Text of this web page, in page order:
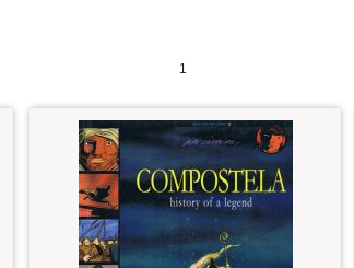
1